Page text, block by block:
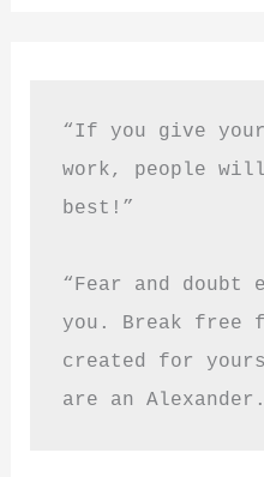
“If you give
work, people will
best!”
“Fear and
you. Break free
created for
are an